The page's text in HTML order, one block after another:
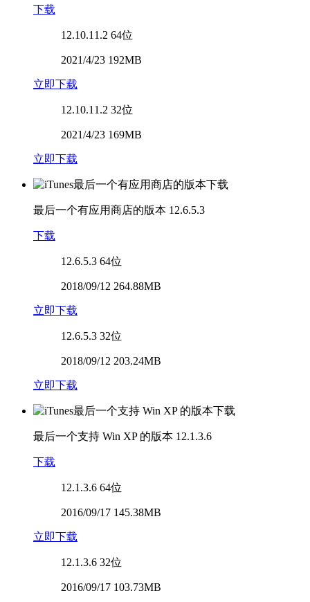
下载
12.10.11.2 64位
2021/4/23 192MB
立即下载
12.10.11.2 32位
2021/4/23 169MB
立即下载
最后一个有应用商店的版本 12.6.5.3
下载
12.6.5.3 64位
2018/09/12 264.88MB
立即下载
12.6.5.3 32位
2018/09/12 203.24MB
立即下载
最后一个支持 Win XP 的版本 12.1.3.6
下载
12.1.3.6 64位
2016/09/17 145.38MB
立即下载
12.1.3.6 32位
2016/09/17 103.73MB